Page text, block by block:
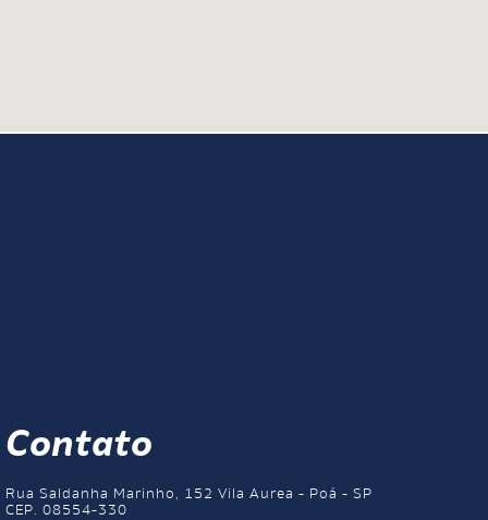
Contato
Rua Saldanha Marinho, 152 Vila Aurea - Poá - SP
CEP. 08554-330